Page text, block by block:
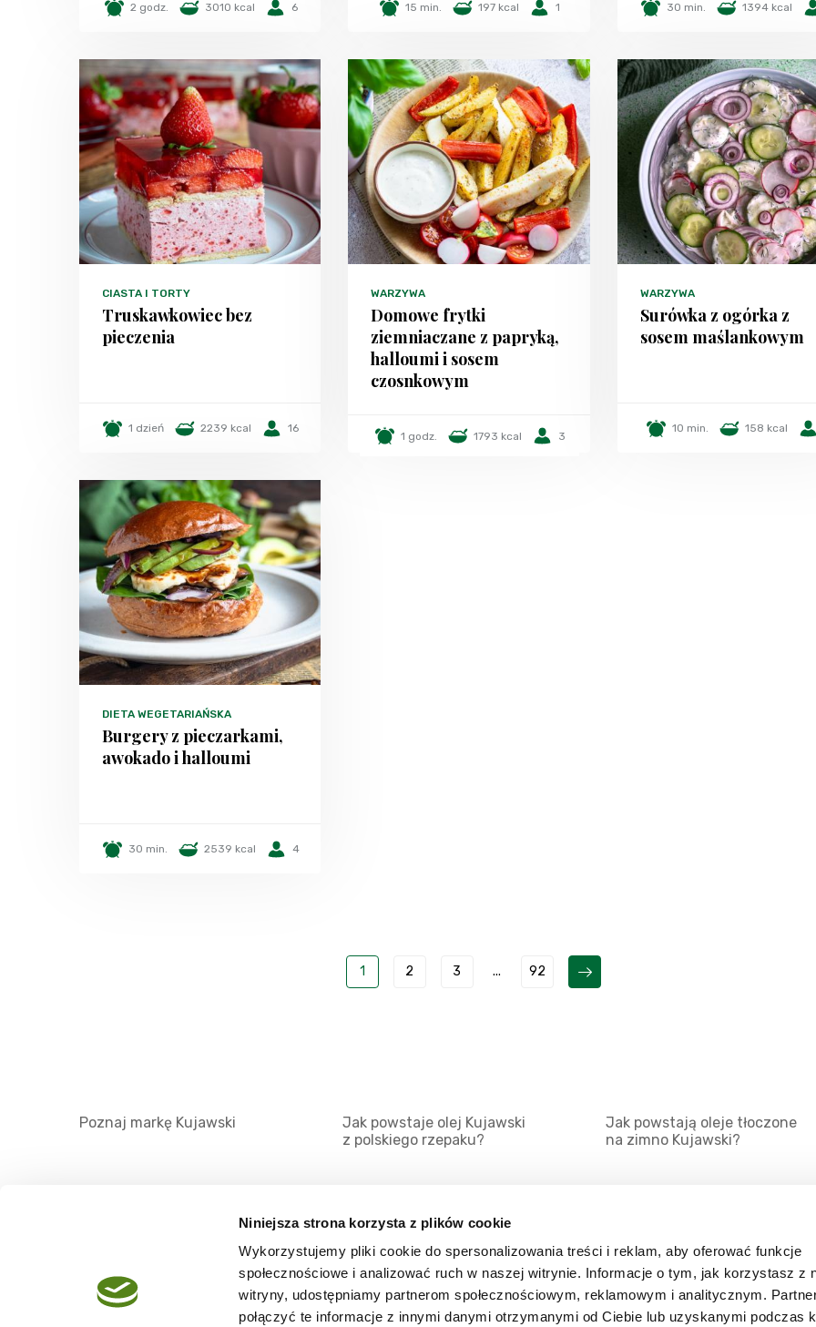
Niniejsza strona korzysta z plików cookie
Wykorzystujemy pliki cookie do spersonalizowania treści i reklam, aby oferować funkcje
społecznościowe i analizować ruch w naszej witrynie. Informacje o tym, jak korzystasz z
witryny, udostępniamy partnerom społecznościowym, reklamowym i analitycznym.
połączyć te informacje z innymi danymi otrzymanymi od Ciebie lub uzyskanymi podczas
2 godz. 3010 kcal 6 15 min. 197 kcal 1 30 min. 1394 kcal
CIASTA I TORTY
Truskawkowiec bez
pieczenia
1 dzień 2239 kcal 16
WARZYWA
Domowe frytki
ziemniaczane z papryką,
halloumi i sosem
czosnkowym
1 godz. 1793 kcal 3
WARZYWA
Surówka z ogórka z
sosem maślankowym
10 min. 158 kcal
DIETA WEGETARIAŃSKA
Burgery z pieczarkami,
awokado i halloumi
30 min. 2539 kcal 4
1 2 3 ... 92
Poznaj markę Kujawski
Jak powstaje olej Kujawski
z polskiego rzepaku?
Jak powstają oleje tłoczone
na zimno Kujawski?
Regulamin
Mapa serwisu
Kanały RSS